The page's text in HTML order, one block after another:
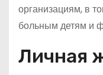
организациям, в
больным детям и
Личная